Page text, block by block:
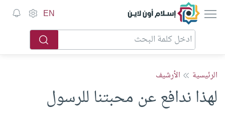
إسلام أون لاين EN
الرئيسية الأرشيف
لهذا ندافع عن محبتنا للرسول